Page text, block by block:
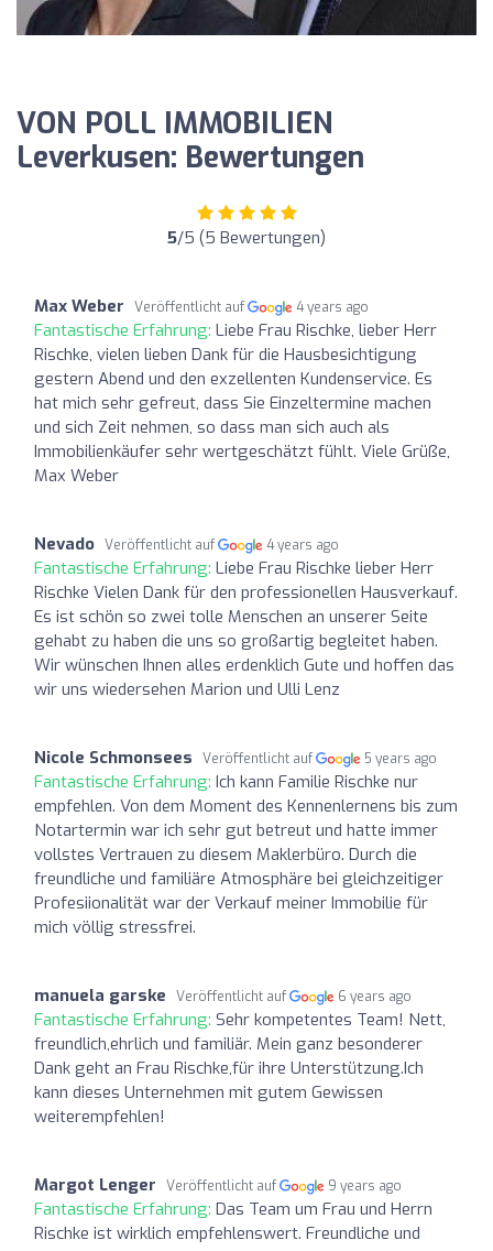
VON POLL IMMOBILIEN
Leverkusen: Bewertungen
5/5 (5 Bewertungen)
Max Weber Veröffentlicht auf 4 years ago
Fantastische Erfahrung: Liebe Frau Rischke, lieber Herr
Rischke, vielen lieben Dank für die Hausbesichtigung
gestern Abend und den exzellenten Kundenservice. Es
hat mich sehr gefreut, dass Sie Einzeltermine machen
und sich Zeit nehmen, so dass man sich auch als
Immobilienkäufer sehr wertgeschätzt fühlt. Viele Grüße,
Max Weber
Nevado Veröffentlicht auf 4 years ago
Fantastische Erfahrung: Liebe Frau Rischke lieber Herr
Rischke Vielen Dank für den professionellen Hausverkauf.
Es ist schön so zwei tolle Menschen an unserer Seite
gehabt zu haben die uns so großartig begleitet haben.
Wir wünschen Ihnen alles erdenklich Gute und hoffen das
wir uns wiedersehen Marion und Ulli Lenz
Nicole Schmonsees Veröffentlicht auf 5 years ago
Fantastische Erfahrung: Ich kann Familie Rischke nur
empfehlen. Von dem Moment des Kennenlernens bis zum
Notartermin war ich sehr gut betreut und hatte immer
vollstes Vertrauen zu diesem Maklerbüro. Durch die
freundliche und familiäre Atmosphäre bei gleichzeitiger
Profesiionalität war der Verkauf meiner Immobilie für
mich völlig stressfrei.
manuela garske Veröffentlicht auf 6 years ago
Fantastische Erfahrung: Sehr kompetentes Team! Nett,
freundlich,ehrlich und familiär. Mein ganz besonderer
Dank geht an Frau Rischke,für ihre Unterstützung.Ich
kann dieses Unternehmen mit gutem Gewissen
weiterempfehlen!
Margot Lenger Veröffentlicht auf 9 years ago
Fantastische Erfahrung: Das Team um Frau und Herrn
Rischke ist wirklich empfehlenswert. Freundliche und